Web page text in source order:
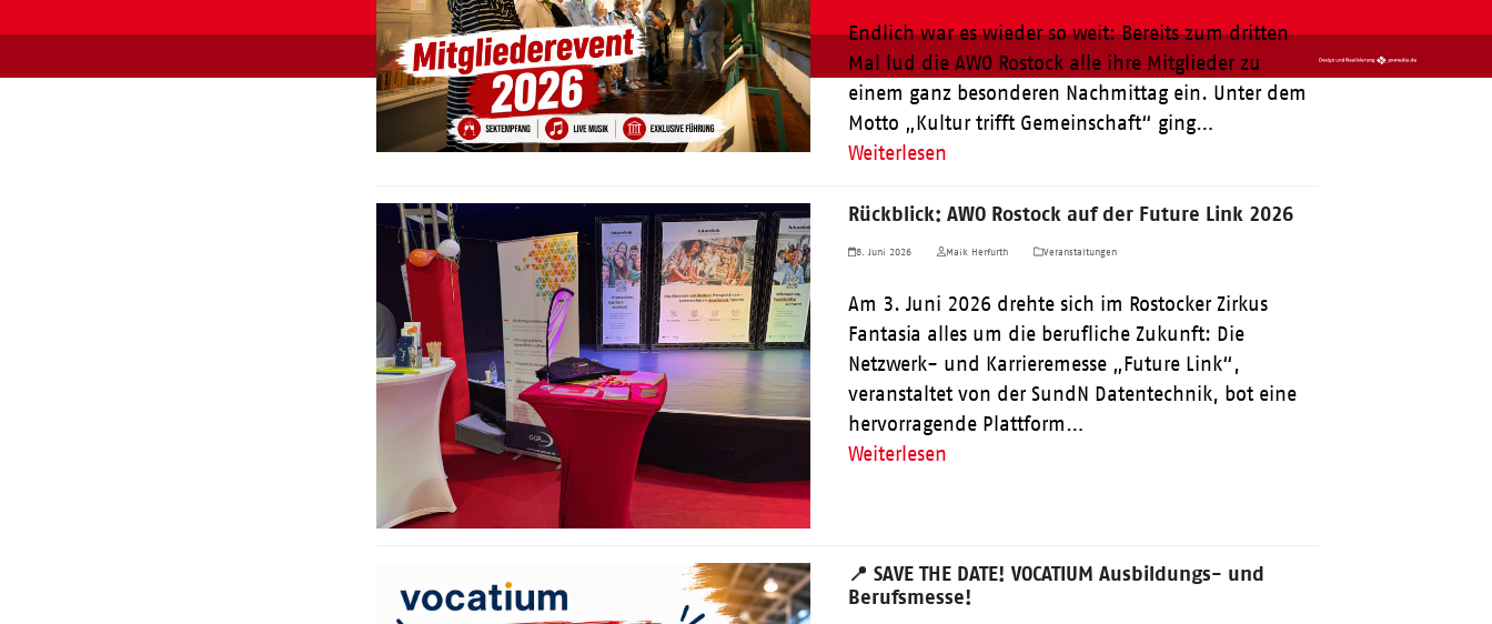
Endlich war es wieder so weit: Bereits zum dritten
Mal lud die AWO Rostock alle ihre Mitglieder zu
einem ganz besonderen Nachmittag ein. Unter dem
Motto „Kultur trifft Gemeinschaft“ ging…
Weiterlesen
Rückblick: AWO Rostock auf der Future Link 2026
8. Juni 2026 Maik Herfurth Veranstaltungen
Am 3. Juni 2026 drehte sich im Rostocker Zirkus
Fantasia alles um die berufliche Zukunft: Die
Netzwerk- und Karrieremesse „Future Link“,
veranstaltet von der SundN Datentechnik, bot eine
hervorragende Plattform…
Weiterlesen
📍 SAVE THE DATE! VOCATIUM Ausbildungs- und
Berufsmesse!